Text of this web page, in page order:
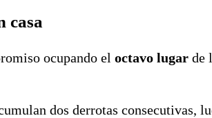
casa
ocupando el octavo lugar de
dos derrotas consecutivas,